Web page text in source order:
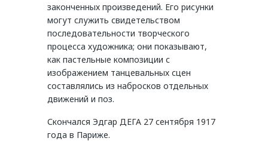
законченных произведений. Его рисунки
могут служить свидетельством
последовательности творческого
процесса художника; они показывают,
как пастельные композиции с
изображением танцевальных сцен
составлялись из набросков отдельных
движений и поз.
Скончался Эдгар ДЕГА 27 сентября 1917
года в Париже.